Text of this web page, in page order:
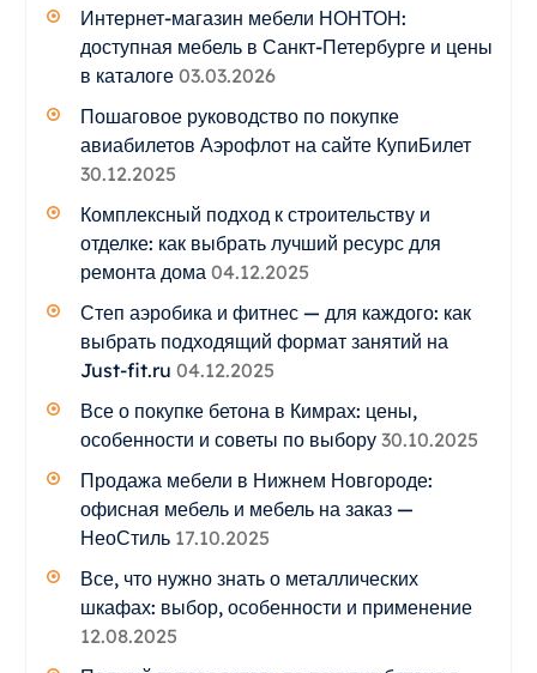
Интернет-магазин мебели НОНТОН:
доступная мебель в Санкт-Петербурге и цены
в каталоге 03.03.2026
Пошаговое руководство по покупке
авиабилетов Аэрофлот на сайте КупиБилет
30.12.2025
Комплексный подход к строительству и
отделке: как выбрать лучший ресурс для
ремонта дома 04.12.2025
Степ аэробика и фитнес — для каждого: как
выбрать подходящий формат занятий на
Just-fit.ru 04.12.2025
Все о покупке бетона в Кимрах: цены,
особенности и советы по выбору 30.10.2025
Продажа мебели в Нижнем Новгороде:
офисная мебель и мебель на заказ —
НеоСтиль 17.10.2025
Все, что нужно знать о металлических
шкафах: выбор, особенности и применение
12.08.2025